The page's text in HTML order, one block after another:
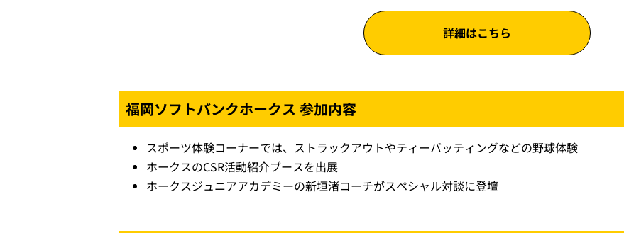
詳細はこちら
福岡ソフトバンクホークス 参加内容
スポーツ体験コーナーでは、ストラックアウトやティーバッティングなどの野球体験
ホークスのCSR活動紹介ブースを出展
ホークスジュニアアカデミーの新垣渚コーチがスペシャル対談に登壇